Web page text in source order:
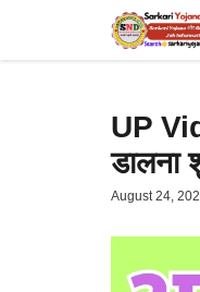
UP
August 24,